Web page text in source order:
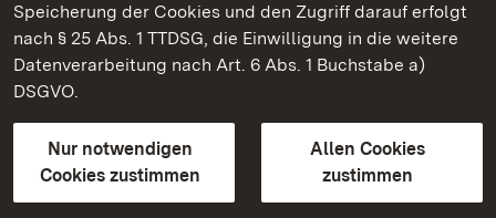
Speicherung der Cookies und den Zugriff darauf erfolgt
nach § 25 Abs. 1 TTDSG, die Einwilligung in die weitere
Datenverarbeitung nach Art. 6 Abs. 1 Buchstabe a)
DSGVO.
Nur notwendigen
Cookies zustimmen
Allen Cookies
zustimmen
Staatliche Schlösser und Gärten Baden-Württemberg
Kontakt
GebärdenspracheLeichte Sprache
Erklärung zur Barrierefreiheit
BITV-konform (geprüfte Seiten)